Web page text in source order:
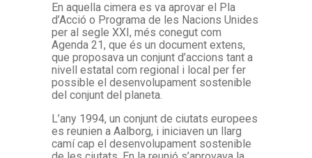
En aquella cimera es va aprovar el Pla
d’Acció o Programa de les Nacions Unides
per al segle XXI, més conegut com
Agenda 21, que és un document extens,
que proposava un conjunt d’accions tant a
nivell estatal com regional i local per fer
possible el desenvolupament sostenible
del conjunt del planeta.
L’any 1994, un conjunt de ciutats europees
es reunien a Aalborg, i iniciaven un llarg
camí cap el desenvolupament sostenible